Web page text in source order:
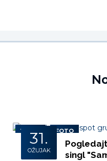
VIDEO FOTO
31.
OŽUJAK
singl